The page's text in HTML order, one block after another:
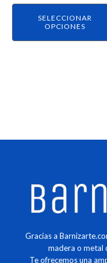
SELECCIONAR
OPCIONES
la
página
de
Gracias a
madera o metal
Te ofrecemos una